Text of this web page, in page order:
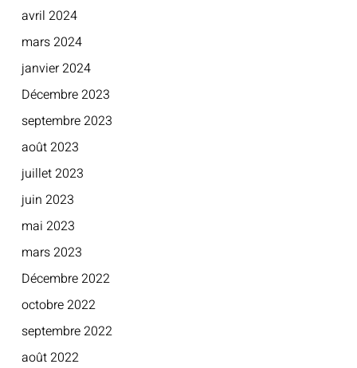
avril 2024
mars 2024
janvier 2024
Décembre 2023
septembre 2023
août 2023
juillet 2023
juin 2023
mai 2023
mars 2023
Décembre 2022
octobre 2022
septembre 2022
août 2022